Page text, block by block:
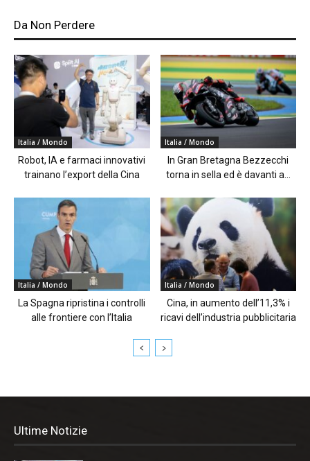
Da Non Perdere
Italia / Mondo
Robot, IA e farmaci innovativi
trainano l’export della Cina
Italia / Mondo
In Gran Bretagna Bezzecchi
torna in sella ed è davanti a...
Italia / Mondo
La Spagna ripristina i controlli
alle frontiere con l’Italia
Italia / Mondo
Cina, in aumento dell’11,3% i
ricavi dell’industria pubblicitaria
Ultime Notizie